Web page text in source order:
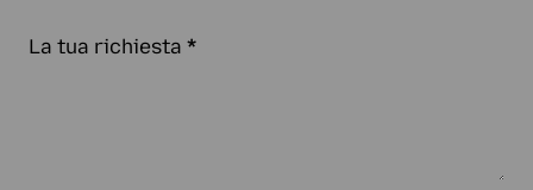
La tua richiesta *